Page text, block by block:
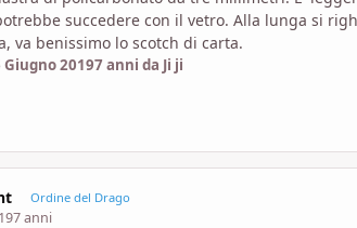
succedere con il vetro. Alla lunga si
va benissimo lo scotch di carta.
Giugno 20197 anni da Ji ji
Ordine del Drago
7 anni